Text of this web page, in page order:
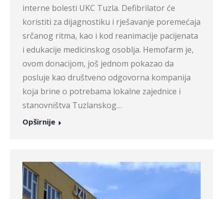
interne bolesti UKC Tuzla. Defibrilator će
koristiti za dijagnostiku i rješavanje poremećaja
srčanog ritma, kao i kod reanimacije pacijenata
i edukacije medicinskog osoblja. Hemofarm je,
ovom donacijom, još jednom pokazao da
posluje kao društveno odgovorna kompanija
koja brine o potrebama lokalne zajednice i
stanovništva Tuzlanskog…
Opširnije